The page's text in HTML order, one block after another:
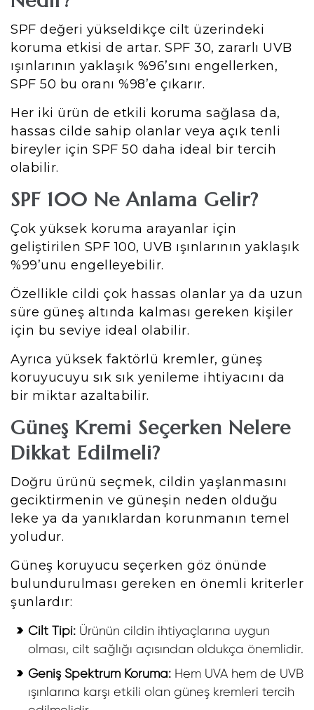
SPF değeri yükseldikçe cilt üzerindeki
koruma etkisi de artar. SPF 30, zararlı UVB
ışınlarının yaklaşık %96’sını engellerken,
SPF 50 bu oranı %98’e çıkarır.
Her iki ürün de etkili koruma sağlasa da,
hassas cilde sahip olanlar veya açık tenli
bireyler için SPF 50 daha ideal bir tercih
olabilir.
SPF 100 Ne Anlama Gelir?
Çok yüksek koruma arayanlar için
geliştirilen SPF 100, UVB ışınlarının yaklaşık
%99’unu engelleyebilir.
Özellikle cildi çok hassas olanlar ya da uzun
süre güneş altında kalması gereken kişiler
için bu seviye ideal olabilir.
Ayrıca yüksek faktörlü kremler, güneş
koruyucuyu sık sık yenileme ihtiyacını da
bir miktar azaltabilir.
Güneş Kremi Seçerken Nelere
Dikkat Edilmeli?
Doğru ürünü seçmek, cildin yaşlanmasını
geciktirmenin ve güneşin neden olduğu
leke ya da yanıklardan korunmanın temel
yoludur.
Güneş koruyucu seçerken göz önünde
bulundurulması gereken en önemli kriterler
şunlardır:
Cilt Tipi: Ürünün cildin ihtiyaçlarına uygun
olması, cilt sağlığı açısından oldukça önemlidir.
Geniş Spektrum Koruma: Hem UVA hem de UVB
ışınlarına karşı etkili olan güneş kremleri tercih